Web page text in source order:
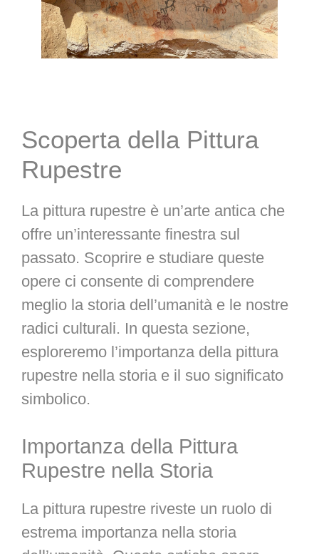
Scoperta della Pittura
Rupestre
La pittura rupestre è un’arte antica che
offre un’interessante finestra sul
passato. Scoprire e studiare queste
opere ci consente di comprendere
meglio la storia dell’umanità e le nostre
radici culturali. In questa sezione,
esploreremo l’importanza della pittura
rupestre nella storia e il suo significato
simbolico.
Importanza della Pittura
Rupestre nella Storia
La pittura rupestre riveste un ruolo di
estrema importanza nella storia